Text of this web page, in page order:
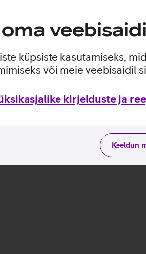
küpsiste kasutamiseks,
või meie veebisaidil
kirjelduste ja
Keeldun
jättes nähtavale seadme